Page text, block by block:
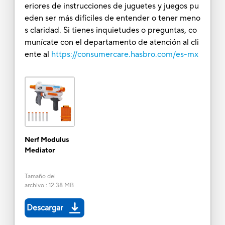
eriores de instrucciones de juguetes y juegos pu
eden ser más difíciles de entender o tener meno
s claridad. Si tienes inquietudes o preguntas, co
munícate con el departamento de atención al cli
ente al https://consumercare.hasbro.com/es-mx
Nerf Modulus
Mediator
Tamaño del
archivo: 12.38 MB
Descargar